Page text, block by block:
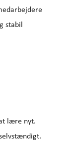
stabil
lære nyt.